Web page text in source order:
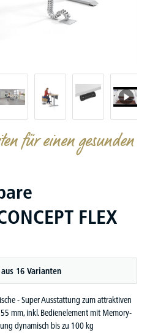
für einen gesunden
FLEX
16 Varianten
- Super Ausstattung zum attraktiven
mm, inkl. Bedienelement mit Memory-
dynamisch bis zu 100 kg